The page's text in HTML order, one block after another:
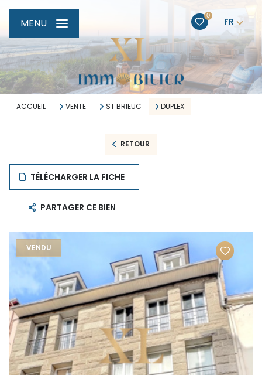
0
FR
MENU
ACCUEIL VENTE ST BRIEUC DUPLEX
RETOUR
TÉLÉCHARGER LA FICHE
PARTAGER CE BIEN
VENDU